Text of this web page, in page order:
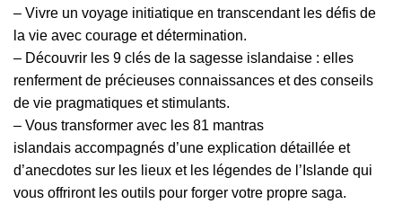
– Vivre un voyage initiatique en transcendant les défis de
la vie avec courage et détermination.
– Découvrir les 9 clés de la sagesse islandaise : elles
renferment de précieuses connaissances et des conseils
de vie pragmatiques et stimulants.
– Vous transformer avec les 81 mantras
islandais accompagnés d’une explication détaillée et
d’anecdotes sur les lieux et les légendes de l’Islande qui
vous offriront les outils pour forger votre propre saga.